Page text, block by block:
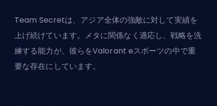
Team Secretは、アジア全体の強敵に対して実績を
上げ続けています。メタに関係なく適応し、戦略を洗
練する能力が、彼らをValorant eスポーツの中で重
要な存在にしています。